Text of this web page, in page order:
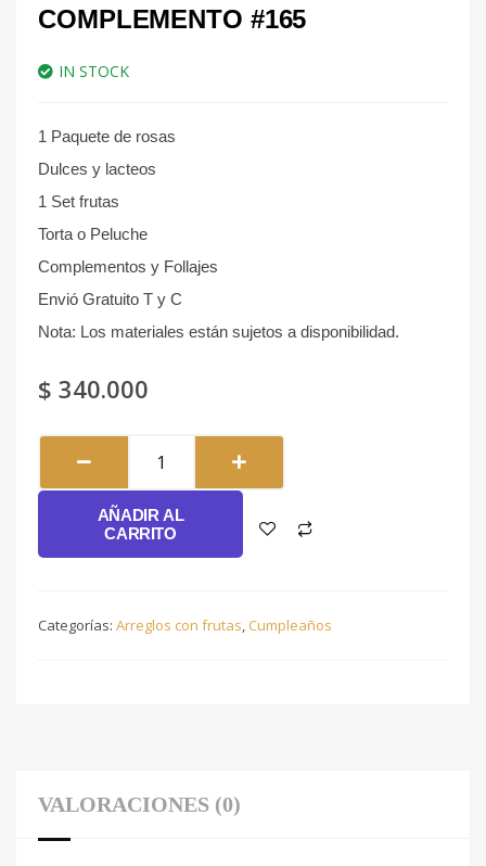
COMPLEMENTO #165
IN STOCK
1 Paquete de rosas
Dulces y lacteos
1 Set frutas
Torta o Peluche
Complementos y Follajes
Envió Gratuito T y C
Nota: Los materiales están sujetos a disponibilidad.
$ 340.000
#165
cantidad
AÑADIR AL
CARRITO
Categorías: Arreglos con frutas, Cumpleaños
VALORACIONES (0)